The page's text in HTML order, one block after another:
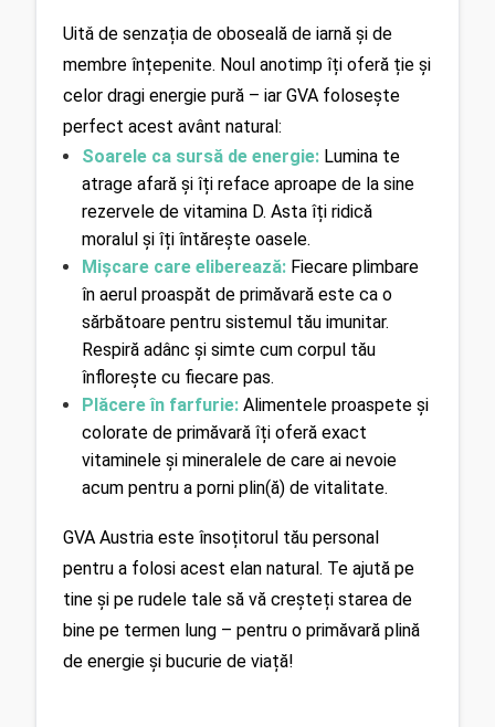
Uitǎ de senzația de oboseală de iarnă și de
membre înțepenite. Noul anotimp îți oferă ție și
celor dragi energie pură – iar GVA folosește
perfect acest avânt natural:
Soarele ca sursă de energie: Lumina te
atrage afară și îți reface aproape de la sine
rezervele de vitamina D. Asta îți ridică
moralul și îți întărește oasele.
Mișcare care eliberează: Fiecare plimbare
în aerul proaspăt de primăvară este ca o
sărbătoare pentru sistemul tău imunitar.
Respiră adânc și simte cum corpul tău
înflorește cu fiecare pas.
Plăcere în farfurie: Alimentele proaspete și
colorate de primăvară îți oferă exact
vitaminele și mineralele de care ai nevoie
acum pentru a porni plin(ă) de vitalitate.
GVA Austria este însoțitorul tău personal
pentru a folosi acest elan natural. Te ajută pe
tine și pe rudele tale să vă creșteți starea de
bine pe termen lung – pentru o primăvară plină
de energie și bucurie de viață!